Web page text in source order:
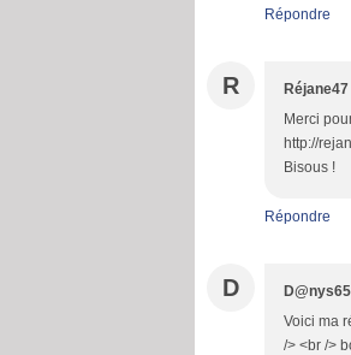
Répondre
R Réjane47
Merci
http://
Bisous !
Répondre
D D@nys65
Voici ma
/> <br />